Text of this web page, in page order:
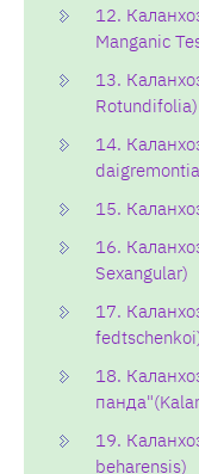
12.
Manganic
13.
Rotundifolia)
14.
15.
16.
Sexangular)
17.
18.
19.
beharensis)